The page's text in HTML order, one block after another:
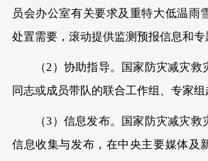
员会办公室有关要求及重特大低温雨
处置需要，滚动提供监测预报信息和专
（2）协助指导。国家防灾减灾
同志或成员带队的联合工作组、专家组
（3）信息发布。国家防灾减灾
信息收集与发布，在中央主要媒体及